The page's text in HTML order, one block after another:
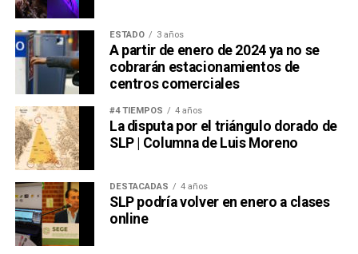
ESTADO 3 años
A partir de enero de 2024 ya no se
cobrarán estacionamientos de
centros comerciales
#4 TIEMPOS 4 años
La disputa por el triángulo dorado de
SLP | Columna de Luis Moreno
DESTACADAS 4 años
SLP podría volver en enero a clases
online